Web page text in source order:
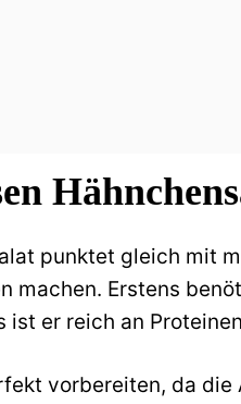
punktet gleich mit
machen. Erstens
er reich an
vorbereiten, da